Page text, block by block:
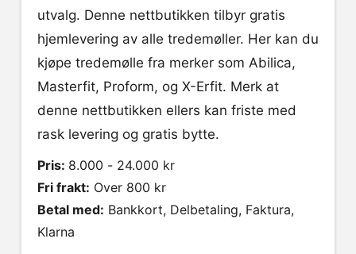
utvalg. Denne nettbutikken tilbyr gratis
hjemlevering av alle tredemøller. Her kan du
kjøpe tredemølle fra merker som Abilica,
Masterfit, Proform, og X-Erfit. Merk at
denne nettbutikken ellers kan friste med
rask levering og gratis bytte.
Pris: 8.000 - 24.000 kr
Fri frakt: Over 800 kr
Betal med:
Klarna